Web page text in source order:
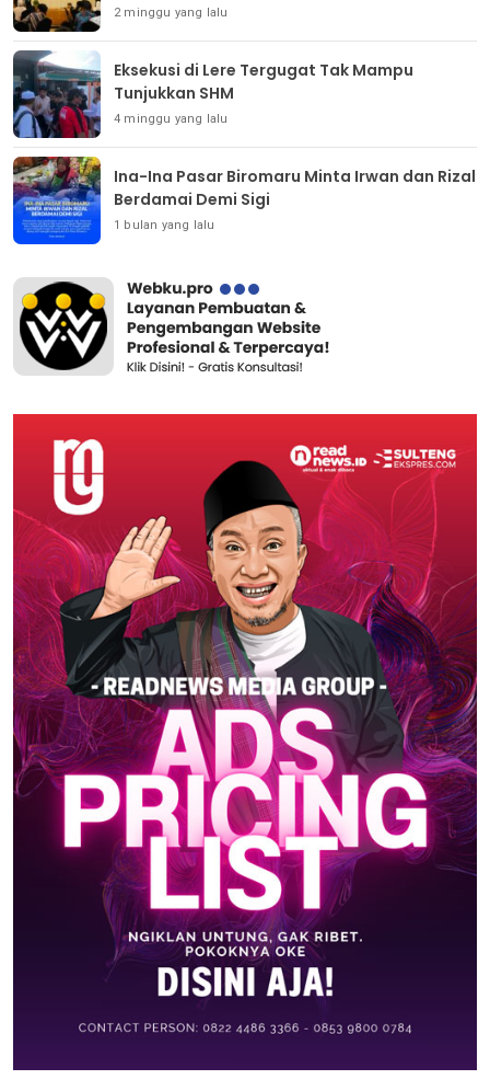
2 minggu yang lalu
Eksekusi di Lere Tergugat Tak Mampu
Tunjukkan SHM
4 minggu yang lalu
Ina-Ina Pasar Biromaru Minta Irwan dan Rizal
Berdamai Demi Sigi
1 bulan yang lalu